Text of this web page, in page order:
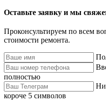
Оставьте заявку и мы
Проконсультируем по всем
стоимости ремонта.
полностью
короче 5 символов